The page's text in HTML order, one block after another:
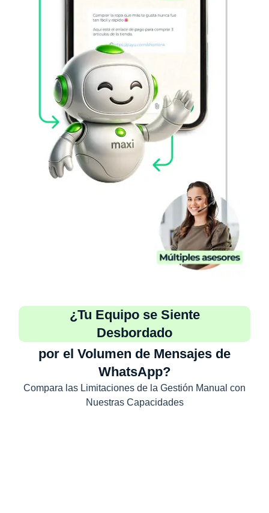
¿Tu Equipo se Siente
Desbordado
por el Volumen de Mensajes de
WhatsApp?
Compara las Limitaciones de la Gestión Manual con
Nuestras Capacidades